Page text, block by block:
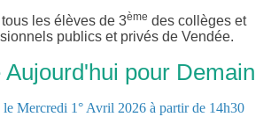
les élèves de 3ème des collèges et
publics et privés de Vendée.
pour Demain
Mercredi 1° Avril 2026 à partir de 14h30